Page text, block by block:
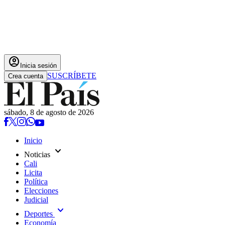
account_circle Inicia sesión
Crea cuenta SUSCRÍBETE
sábado, 8 de agosto de 2026
Inicio
Noticias expand_more
Cali
Licita
Política
Elecciones
Judicial
Deportes expand_more
Economía